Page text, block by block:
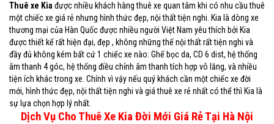
Thuê xe Kia được nhiều khách hàng thuê xe quan tâm khi có nhu cầu thuê
một chiếc xe giá rẻ nhưng hình thức đẹp, nội thất tiện nghi. Kia là dòng xe
thương mại của Hàn Quốc được nhiều người Việt Nam yêu thích bởi Kia
được thiết kế rất hiện đại, đẹp , không những thế nội thất rất tiện nghi và
đầy đủ không kém bất cứ 1 chiếc xe nào: Ghế bọc da, CD 6 dist, hệ thống
âm thanh 4 góc, hệ thống điều chỉnh âm thanh tích hợp vô lăng, và nhiều
tiện ích khác trong xe. Chính vì vậy nếu quý khách cần một chiếc xe đời
mới, hình thức đẹp, nội thất tiện nghi và giá thuê xe rẻ nhất có thể thì Kia là
sự lựa chọn hợp lý nhất.
Dịch Vụ Cho Thuê Xe Kia Đời Mới Giá Rẻ Tại Hà Nội